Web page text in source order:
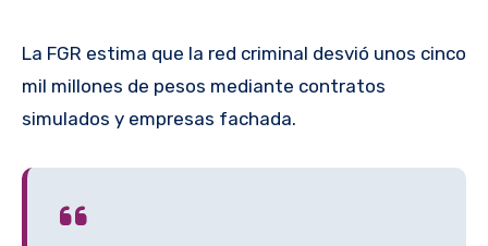
La FGR estima que la red criminal desvió unos cinco
mil millones de pesos mediante contratos
simulados y empresas fachada.